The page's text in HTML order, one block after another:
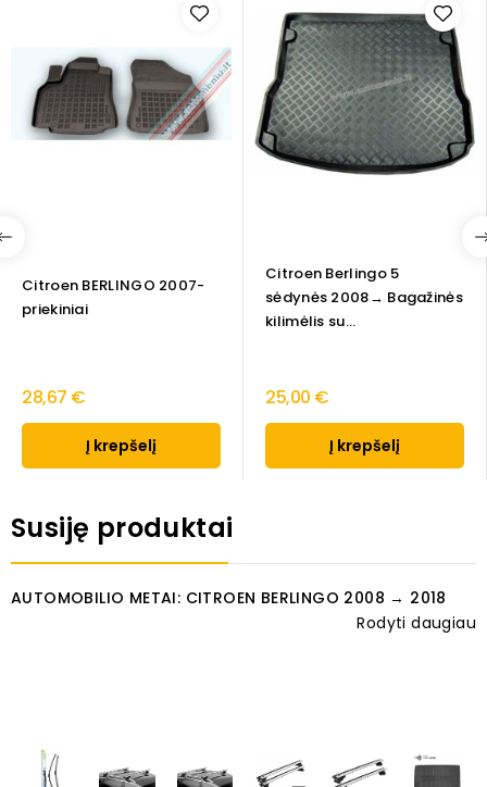
Citroen BERLINGO 2007-
priekiniai
28,67 €
Į krepšelį
Citroen Berlingo 5
sėdynės 2008→ Bagažinės
kilimėlis su...
25,00 €
Į krepšelį
Susiję produktai
AUTOMOBILIO METAI: CITROEN BERLINGO 2008 → 2018
Rodyti daugiau